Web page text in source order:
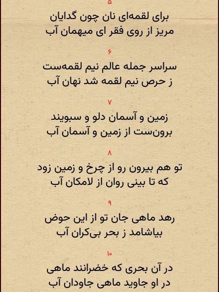
برای لقمه‌ای نان چون گدایان
مریز از روی فقر ای میهمان آب
سراسر جمله عالم نیم لقمه‌ست
ز حرص نیم لقمه شد نهان آب
زمین و آسمان دلو و سبویند
برون‌ست از زمین و آسمان آب
تو هم بیرون رو از چرخ و زمین زود
که تا بینی روان از لامکان آب
رهد ماهی جان تو از این حوض
بیاشامد ز بحر بی‌کران آب
در آن بحری که خضرانند ماهی
در او جاوید ماهی جاودان آب